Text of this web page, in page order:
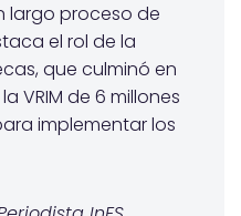
largo proceso de
el rol de la
que culminó en
VRIM de 6 millones
implementar los